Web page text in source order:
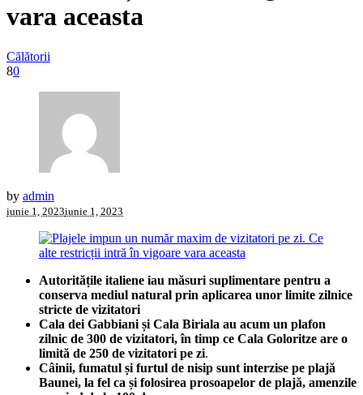
vara aceasta
Călătorii
80
by admin
iunie 1, 2023iunie 1, 2023
Autoritățile italiene iau măsuri suplimentare pentru a
conserva mediul natural prin aplicarea unor limite zilnice
stricte de vizitatori
Cala dei Gabbiani și Cala Biriala au acum un plafon
zilnic de 300 de vizitatori, în timp ce Cala Goloritze are o
limită de 250 de vizitatori pe zi.
Câinii, fumatul și furtul de nisip sunt interzise pe plajă
Baunei, la fel ca și folosirea prosoapelor de plajă, amenzile